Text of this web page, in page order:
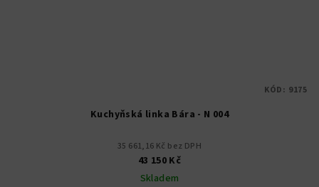
Kuchyňská linka Bára - N 004
35 661,16 Kč bez DPH
43 150 Kč
Skladem
KÓD: 9175